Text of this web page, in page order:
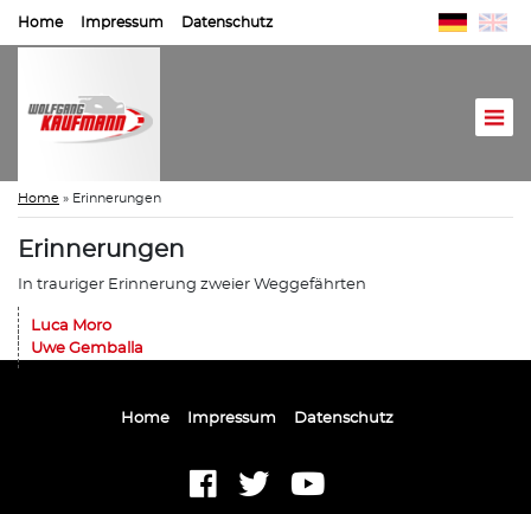
Home Impressum Datenschutz
Home » Erinnerungen
Erinnerungen
In trauriger Erinnerung zweier Weggefährten
Luca Moro
Uwe Gemballa
Home Impressum Datenschutz